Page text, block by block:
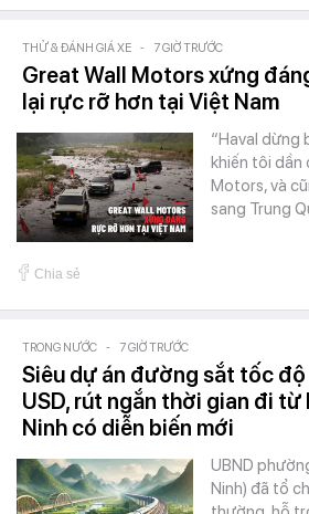
THỬ & ĐÁNH GIÁ XE - 7 GIỜ TRƯỚC
Great Wall Motors xứng
lại rực rỡ hơn tại Việt Nam
“Haval dừng
khiến tôi dần
Motors, và
sang Trung
Chia sẻ
TRONG NƯỚC - 7 GIỜ TRƯỚC
Siêu dự án đường sắt tốc
USD, rút ngắn thời gian đi từ
Ninh có diễn biến mới
UBND
Ninh) đã tổ